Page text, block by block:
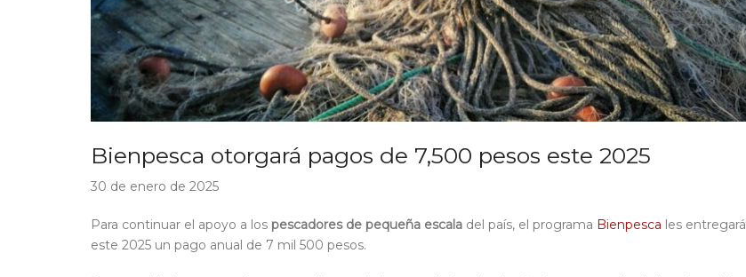
Bienpesca otorgará pagos de 7,500 pesos este 2025
30 de enero de 2025
Para continuar el apoyo a los pescadores de pequeña escala del país, el programa Bienpesca les entregará
este 2025 un pago anual de 7 mil 500 pesos.